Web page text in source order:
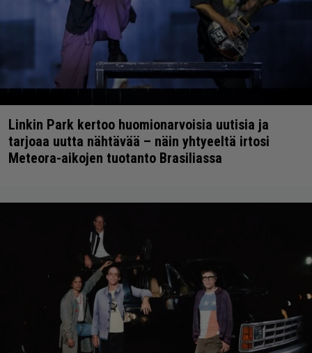
Linkin Park kertoo huomionarvoisia uutisia ja
tarjoaa uutta nähtävää – näin yhtyeeltä irtosi
Meteora-aikojen tuotanto Brasiliassa